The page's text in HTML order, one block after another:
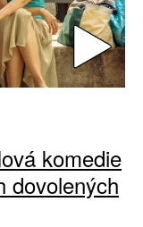
komedie
dovolených